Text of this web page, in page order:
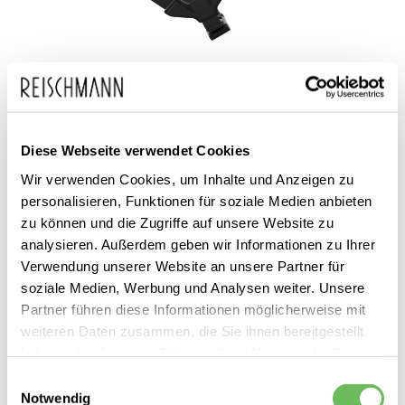
Diese Webseite verwendet Cookies
Wir verwenden Cookies, um Inhalte und Anzeigen zu
personalisieren, Funktionen für soziale Medien anbieten
zu können und die Zugriffe auf unsere Website zu
analysieren. Außerdem geben wir Informationen zu Ihrer
Verwendung unserer Website an unsere Partner für
soziale Medien, Werbung und Analysen weiter. Unsere
Partner führen diese Informationen möglicherweise mit
weiteren Daten zusammen, die Sie ihnen bereitgestellt
Notwendig
Zum
Anfang
der
Bildgalerie
springen
Unisex Fahrradhelm
Tectical